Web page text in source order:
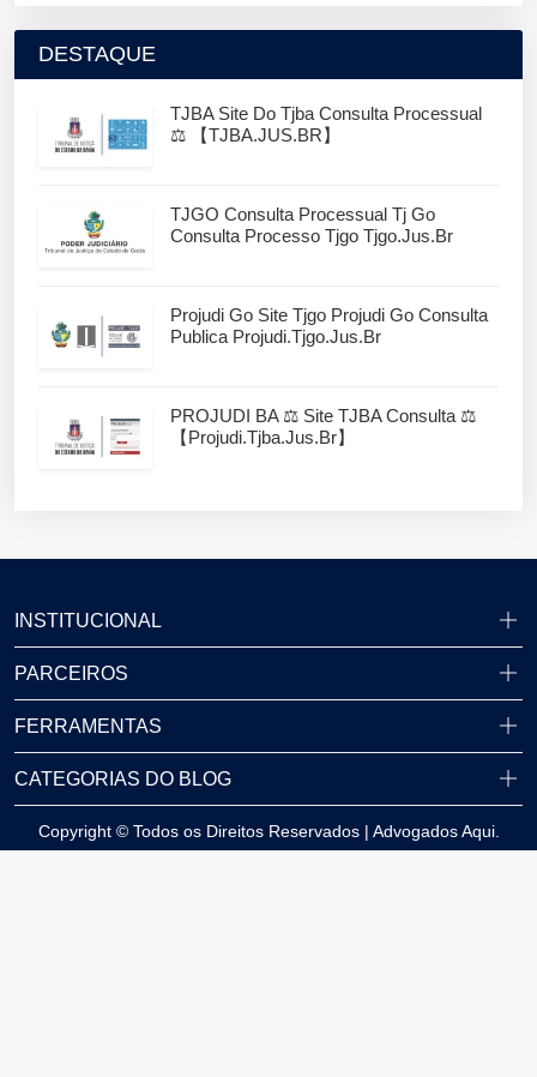
DESTAQUE
TJBA Site Do Tjba Consulta Processual
⚖️ 【TJBA.JUS.BR】
TJGO Consulta Processual Tj Go
Consulta Processo Tjgo Tjgo.jus.br
Projudi Go Site Tjgo Projudi Go Consulta
Publica Projudi.tjgo.jus.br
PROJUDI BA ⚖️ Site TJBA Consulta ⚖️
【projudi.tjba.jus.br】
INSTITUCIONAL
PARCEIROS
FERRAMENTAS
CATEGORIAS DO BLOG
Copyright © Todos os Direitos Reservados | Advogados Aqui.